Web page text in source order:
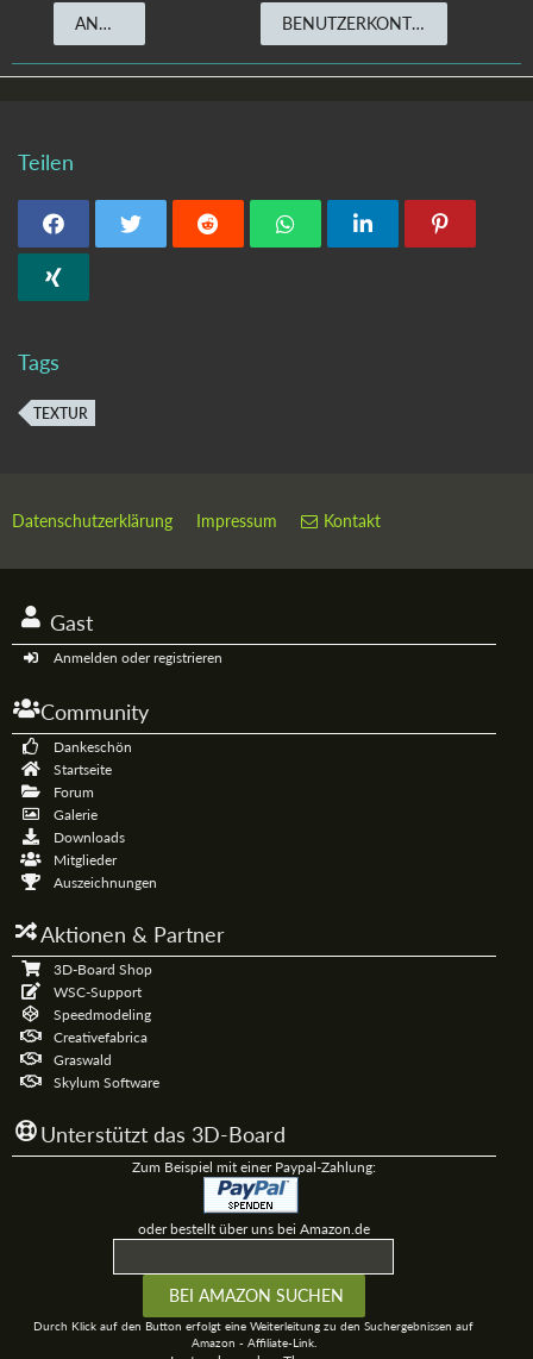
ANMELDEN BENUTZERKONTO ERSTELLEN
Teilen
Tags
TEXTUR
Datenschutzerklärung Impressum Kontakt
Gast
Anmelden oder registrieren
Community
Dankeschön
Startseite
Forum
Galerie
Downloads
Mitglieder
Auszeichnungen
Aktionen & Partner
3D-Board Shop
WSC-Support
Speedmodeling
Creativefabrica
Graswald
Skylum Software
Unterstützt das 3D-Board
Zum Beispiel mit einer Paypal-Zahlung:
oder bestellt über uns bei Amazon.de
Durch Klick auf den Button erfolgt eine Weiterleitung zu den Suchergebnissen auf
Amazon - Affiliate-Link.